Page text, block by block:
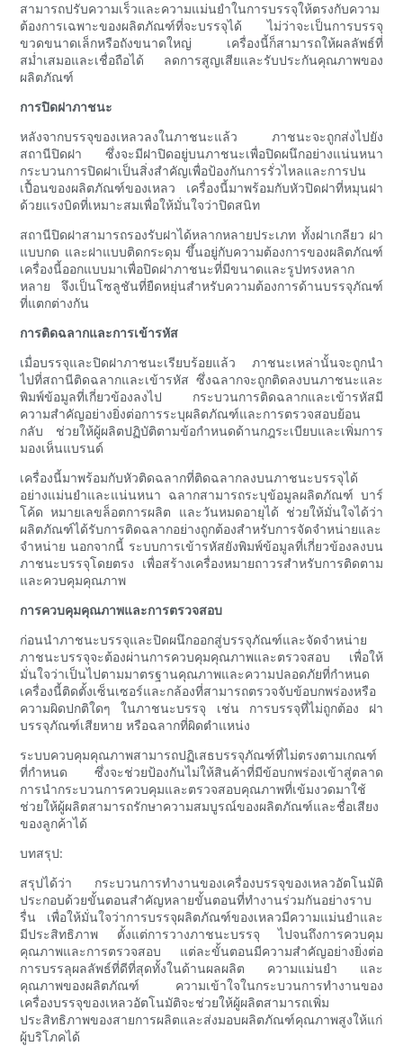
สามารถปรับความเร็วและความแม่นยำในการบรรจุให้ตรงกับความ
ต้องการเฉพาะของผลิตภัณฑ์ที่จะบรรจุได้ ไม่ว่าจะเป็นการบรรจุ
ขวดขนาดเล็กหรือถังขนาดใหญ่ เครื่องนี้ก็สามารถให้ผลลัพธ์ที่
สม่ำเสมอและเชื่อถือได้ ลดการสูญเสียและรับประกันคุณภาพของ
ผลิตภัณฑ์
การปิดฝาภาชนะ
หลังจากบรรจุของเหลวลงในภาชนะแล้ว ภาชนะจะถูกส่งไปยัง
สถานีปิดฝา ซึ่งจะมีฝาปิดอยู่บนภาชนะเพื่อปิดผนึกอย่างแน่นหนา
กระบวนการปิดฝาเป็นสิ่งสำคัญเพื่อป้องกันการรั่วไหลและการปน
เปื้อนของผลิตภัณฑ์ของเหลว เครื่องนี้มาพร้อมกับหัวปิดฝาที่หมุนฝา
ด้วยแรงบิดที่เหมาะสมเพื่อให้มั่นใจว่าปิดสนิท
สถานีปิดฝาสามารถรองรับฝาได้หลากหลายประเภท ทั้งฝาเกลียว ฝา
แบบกด และฝาแบบติดกระดุม ขึ้นอยู่กับความต้องการของผลิตภัณฑ์
เครื่องนี้ออกแบบมาเพื่อปิดฝาภาชนะที่มีขนาดและรูปทรงหลาก
หลาย จึงเป็นโซลูชันที่ยืดหยุ่นสำหรับความต้องการด้านบรรจุภัณฑ์
ที่แตกต่างกัน
การติดฉลากและการเข้ารหัส
เมื่อบรรจุและปิดฝาภาชนะเรียบร้อยแล้ว ภาชนะเหล่านั้นจะถูกนำ
ไปที่สถานีติดฉลากและเข้ารหัส ซึ่งฉลากจะถูกติดลงบนภาชนะและ
พิมพ์ข้อมูลที่เกี่ยวข้องลงไป กระบวนการติดฉลากและเข้ารหัสมี
ความสำคัญอย่างยิ่งต่อการระบุผลิตภัณฑ์และการตรวจสอบย้อน
กลับ ช่วยให้ผู้ผลิตปฏิบัติตามข้อกำหนดด้านกฎระเบียบและเพิ่มการ
มองเห็นแบรนด์
เครื่องนี้มาพร้อมกับหัวติดฉลากที่ติดฉลากลงบนภาชนะบรรจุได้
อย่างแม่นยำและแน่นหนา ฉลากสามารถระบุข้อมูลผลิตภัณฑ์ บาร์
โค้ด หมายเลขล็อตการผลิต และวันหมดอายุได้ ช่วยให้มั่นใจได้ว่า
ผลิตภัณฑ์ได้รับการติดฉลากอย่างถูกต้องสำหรับการจัดจำหน่ายและ
จำหน่าย นอกจากนี้ ระบบการเข้ารหัสยังพิมพ์ข้อมูลที่เกี่ยวข้องลงบน
ภาชนะบรรจุโดยตรง เพื่อสร้างเครื่องหมายถาวรสำหรับการติดตาม
และควบคุมคุณภาพ
การควบคุมคุณภาพและการตรวจสอบ
ก่อนนำภาชนะบรรจุและปิดผนึกออกสู่บรรจุภัณฑ์และจัดจำหน่าย
ภาชนะบรรจุจะต้องผ่านการควบคุมคุณภาพและตรวจสอบ เพื่อให้
มั่นใจว่าเป็นไปตามมาตรฐานคุณภาพและความปลอดภัยที่กำหนด
เครื่องนี้ติดตั้งเซ็นเซอร์และกล้องที่สามารถตรวจจับข้อบกพร่องหรือ
ความผิดปกติใดๆ ในภาชนะบรรจุ เช่น การบรรจุที่ไม่ถูกต้อง ฝา
บรรจุภัณฑ์เสียหาย หรือฉลากที่ผิดตำแหน่ง
ระบบควบคุมคุณภาพสามารถปฏิเสธบรรจุภัณฑ์ที่ไม่ตรงตามเกณฑ์
ที่กำหนด ซึ่งจะช่วยป้องกันไม่ให้สินค้าที่มีข้อบกพร่องเข้าสู่ตลาด
การนำกระบวนการควบคุมและตรวจสอบคุณภาพที่เข้มงวดมาใช้
ช่วยให้ผู้ผลิตสามารถรักษาความสมบูรณ์ของผลิตภัณฑ์และชื่อเสียง
ของลูกค้าได้
บทสรุป:
สรุปได้ว่า กระบวนการทำงานของเครื่องบรรจุของเหลวอัตโนมัติ
ประกอบด้วยขั้นตอนสำคัญหลายขั้นตอนที่ทำงานร่วมกันอย่างราบ
รื่น เพื่อให้มั่นใจว่าการบรรจุผลิตภัณฑ์ของเหลวมีความแม่นยำและ
มีประสิทธิภาพ ตั้งแต่การวางภาชนะบรรจุ ไปจนถึงการควบคุม
คุณภาพและการตรวจสอบ แต่ละขั้นตอนมีความสำคัญอย่างยิ่งต่อ
การบรรลุผลลัพธ์ที่ดีที่สุดทั้งในด้านผลผลิต ความแม่นยำ และ
คุณภาพของผลิตภัณฑ์ ความเข้าใจในกระบวนการทำงานของ
เครื่องบรรจุของเหลวอัตโนมัติจะช่วยให้ผู้ผลิตสามารถเพิ่ม
ประสิทธิภาพของสายการผลิตและส่งมอบผลิตภัณฑ์คุณภาพสูงให้แก่
ผู้บริโภคได้